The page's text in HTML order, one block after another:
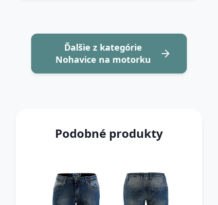
Ďalšie z kategórie
Nohavice na motorku
Podobné produkty